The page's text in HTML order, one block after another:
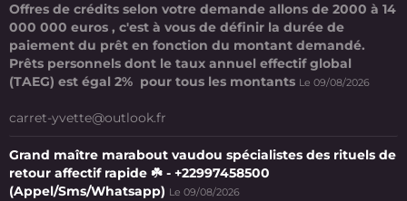
Offres de crédits selon votre demande allons de 2000 à 14
000 000 euros , c'est à vous de définir la durée de
paiement du prêt en fonction du montant demandé.
Prêts personnels dont le taux annuel effectif global
(TAEG) est égal 2% pour tous les montants Le 09/08/2026
carret-yvette@outlook.fr
Grand maître marabout vaudou spécialistes des rituels de
retour affectif rapide ☘️ - +22997458500
(Appel/Sms/Whatsapp) Le 09/08/2026